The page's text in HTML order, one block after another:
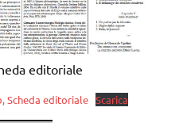
editoriale
Scheda editoriale Scarica